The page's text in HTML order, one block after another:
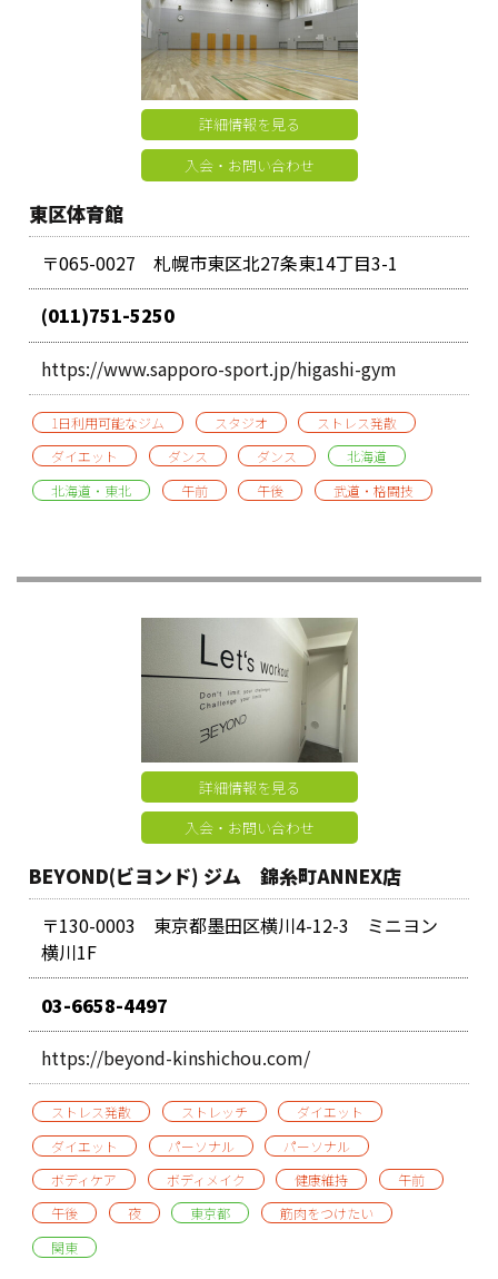
詳細情報を見る
入会・お問い合わせ
東区体育館
〒065-0027 札幌市東区北27条東14丁目3-1
(011)751-5250
https://www.sapporo-sport.jp/higashi-gym
1日利用可能なジム スタジオ
ストレス発散
ダイエット
ダンス ダンス
北海道
北海道・東北
午前 午後 武道・格闘技
詳細情報を見る
入会・お問い合わせ
BEYOND(ビヨンド) ジム 錦糸町ANNEX店
〒130-0003 東京都墨田区横川4-12-3 ミニヨン
横川1F
03-6658-4497
https://beyond-kinshichou.com/
ストレス発散 ストレッチ
ダイエット
ダイエット
パーソナル
パーソナル
ボディケア
ボディメイク 健康維持
午前
午後
夜 東京都
筋肉をつけたい
関東